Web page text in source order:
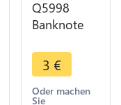
Q5998
Banknote
Sen1964
UNC ->
Make offer
3 €
Oder machen
Sie